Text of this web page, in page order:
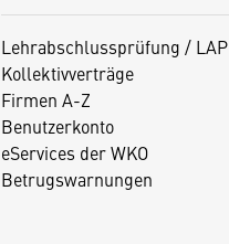
Lehrabschlussprüfung / LAP
Kollektivverträge
Firmen A-Z
Benutzerkonto
eServices der WKO
Betrugswarnungen